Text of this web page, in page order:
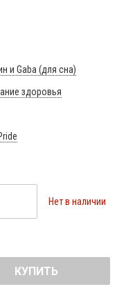
и Gaba (для сна)
здоровья
Нет в наличии
КУПИТЬ